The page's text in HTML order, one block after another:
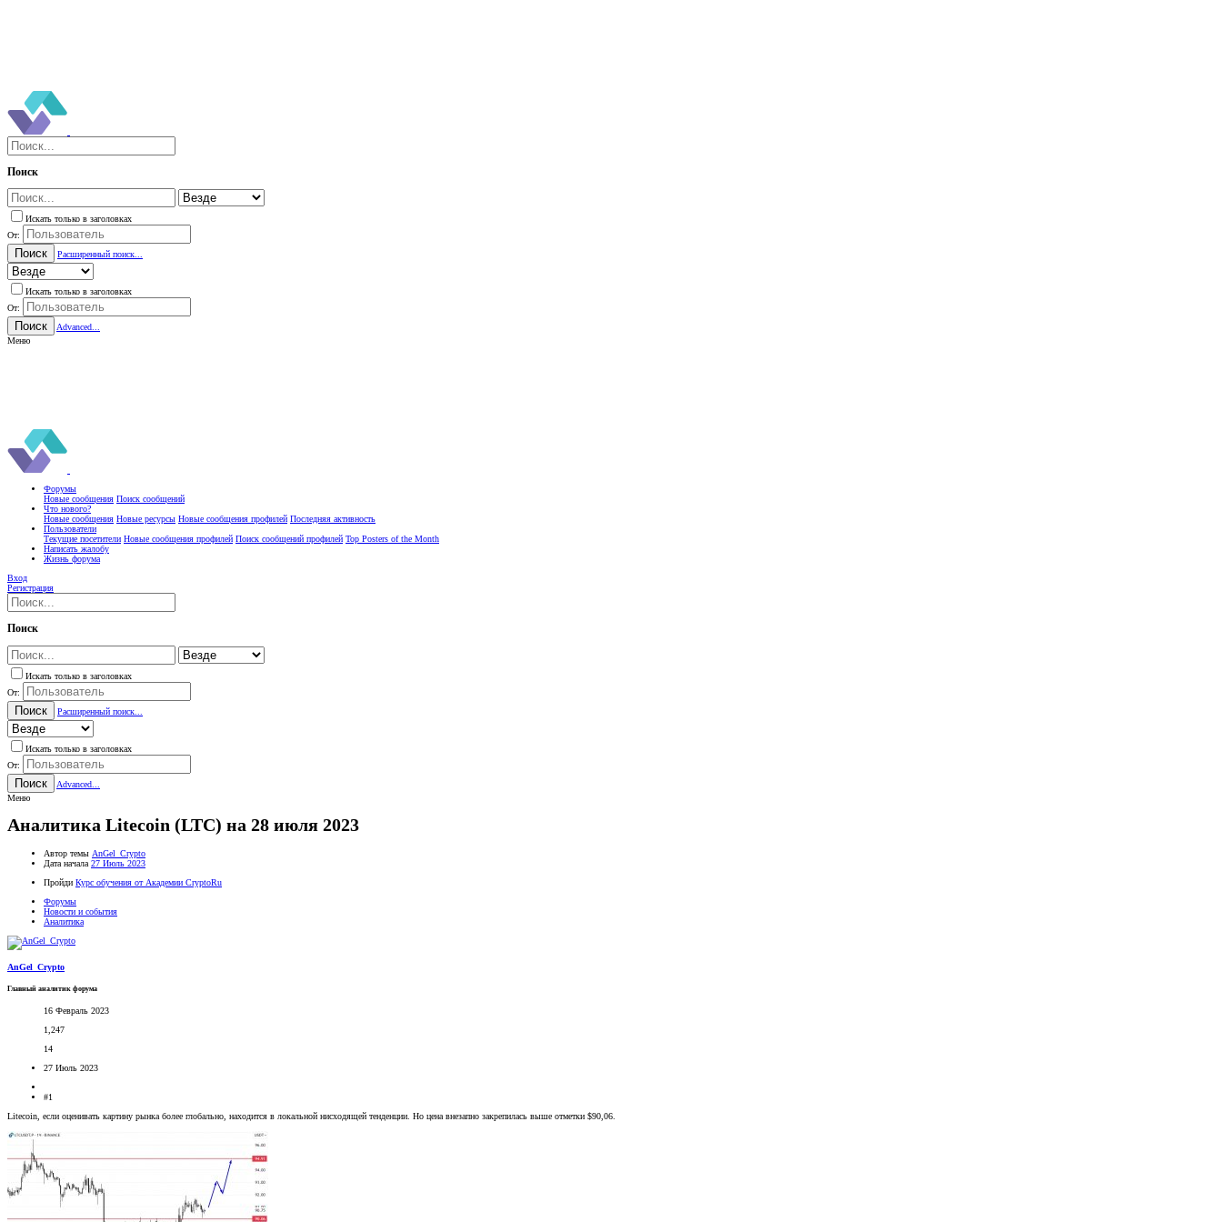
Поиск
Искать только в заголовках
От:
Поиск Расширенный поиск...
Искать только в заголовках
От:
Поиск
Advanced...
Меню
Форумы
Новые сообщения Поиск сообщений
Что нового?
Новые сообщения Новые ресурсы Новые сообщения профилей Последняя активность
Пользователи
Текущие посетители Новые сообщения профилей Поиск сообщений профилей Top Posters of the Month
Написать жалобу
Жизнь форума
Вход
Регистрация
Поиск
Искать только в заголовках
От:
Поиск Расширенный поиск...
Искать только в заголовках
От:
Поиск
Advanced...
Меню
Аналитика Litecoin (LTC) на 28 июля 2023
Автор темы AnGel_Crypto
Дата начала 27 Июль 2023
Пройди Курс обучения от Академии CryptoRu
Форумы
Новости и события
Аналитика
AnGel_Crypto
Главный аналитик форума
16 Февраль 2023
1,247
14
27 Июль 2023
#1
Litecoin, если оценивать картину рынка более глобально, находится в локальной нисходящей тенденции. Но цена внезапно закрепилась выше отметки $90,06.